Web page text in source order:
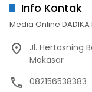
Info Kontak
Media Online
Jl. Hertasning
Makasar
082156538383